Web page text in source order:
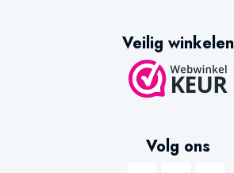
Veilig winkelen
Volg ons